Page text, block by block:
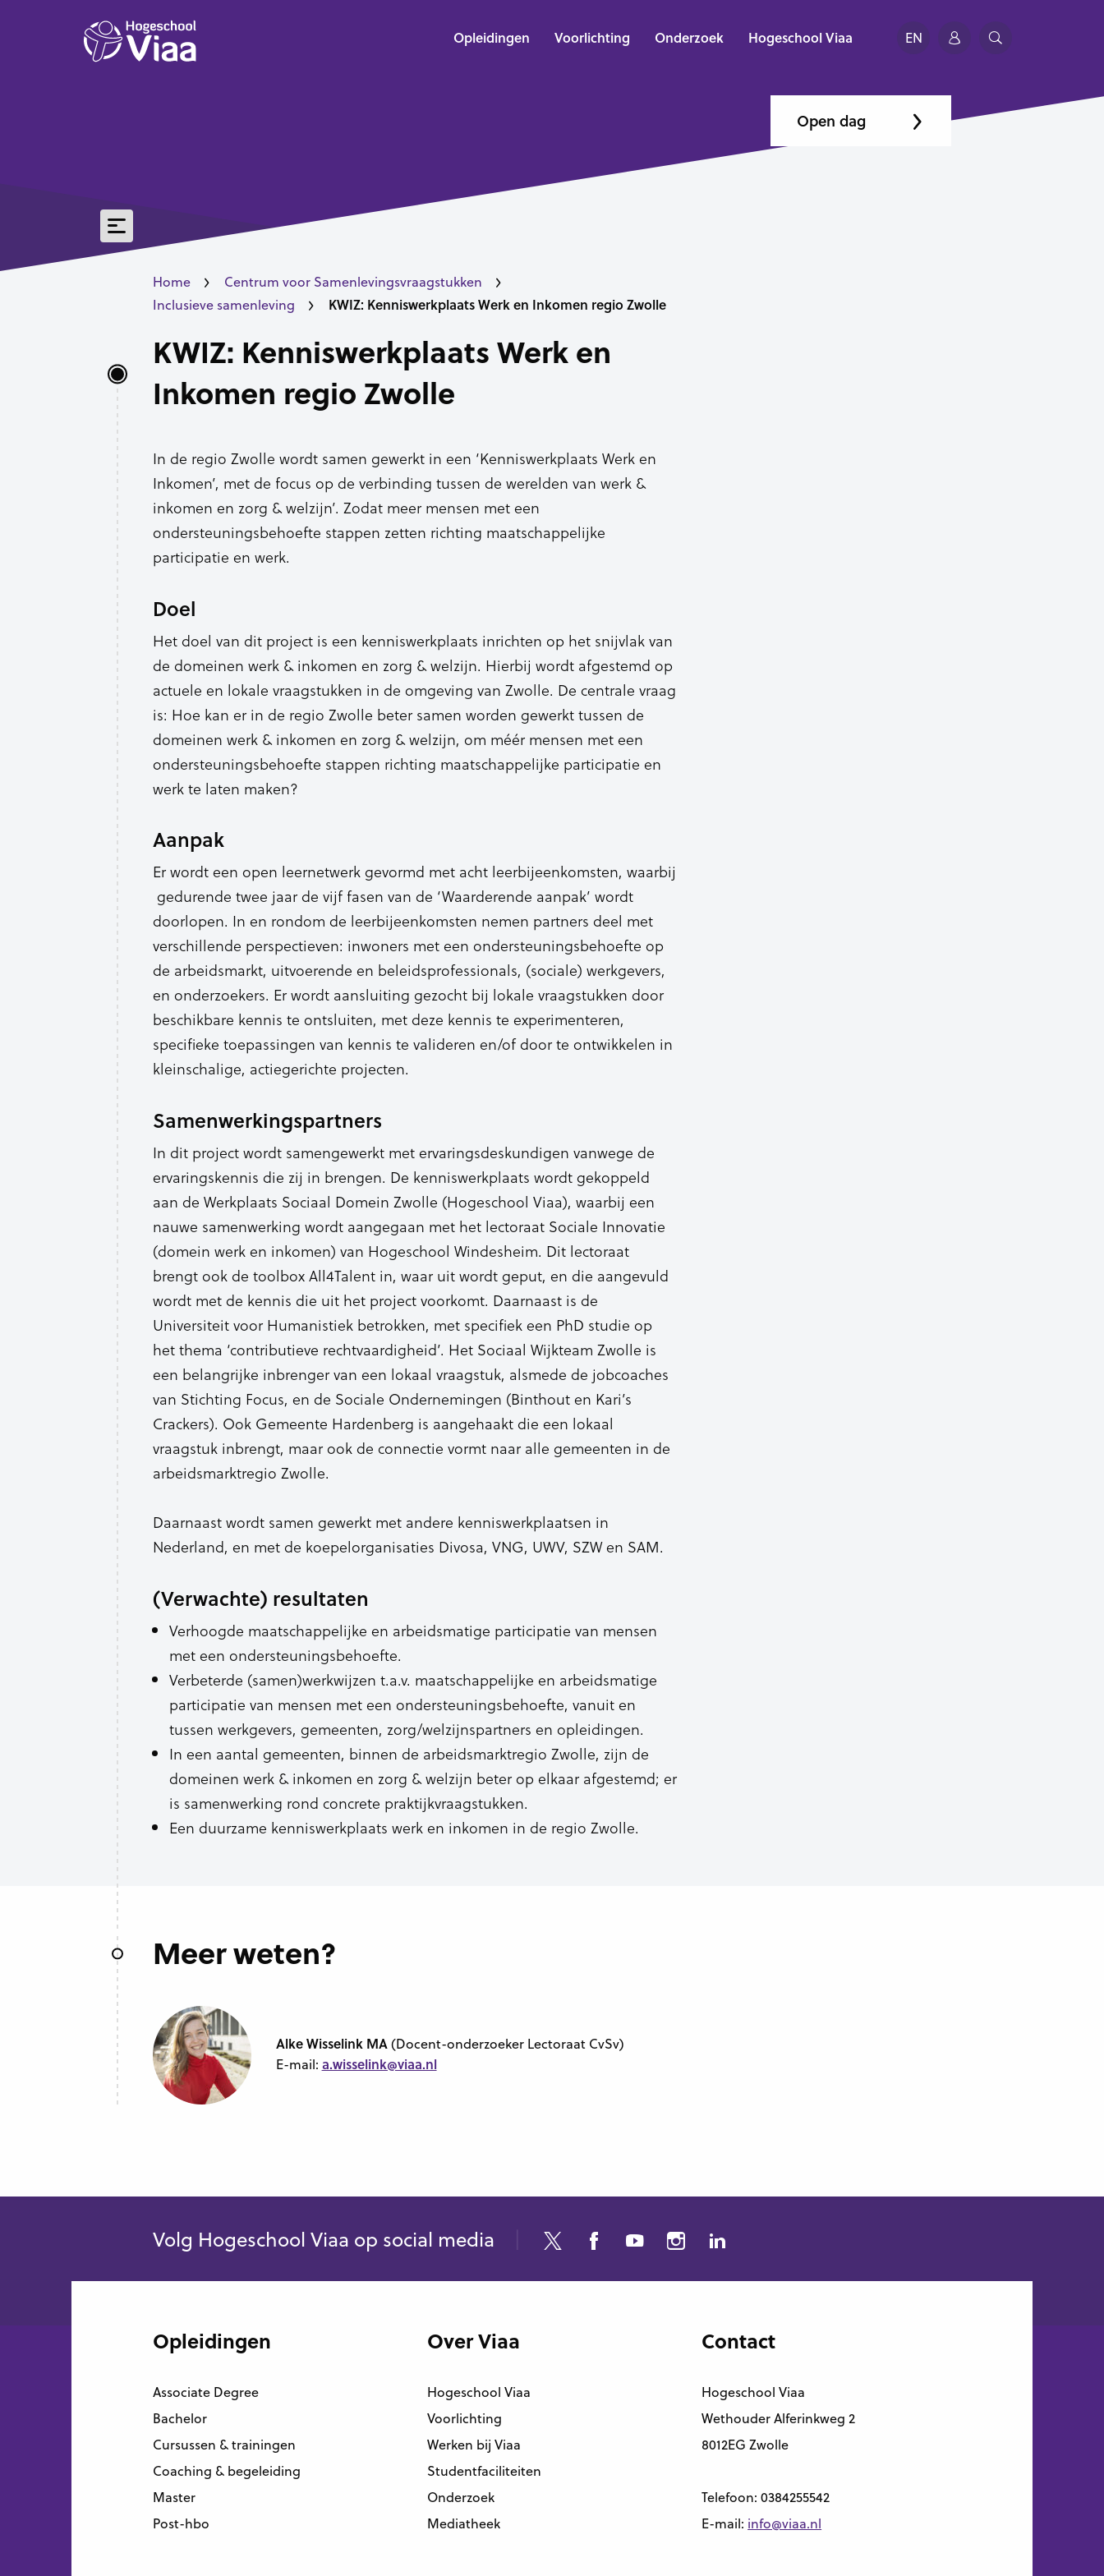
Opleidingen Voorlichting Onderzoek Hogeschool Viaa EN
Open dag
Home
Centrum voor Samenlevingsvraagstukken
Inclusieve samenleving
KWIZ: Kenniswerkplaats Werk en Inkomen regio Zwolle
KWIZ: Kenniswerkplaats Werk en
Inkomen regio Zwolle
In de regio Zwolle wordt samen gewerkt in een ‘Kenniswerkplaats Werk en
Inkomen’, met de focus op de verbinding tussen de werelden van werk &
inkomen en zorg & welzijn’. Zodat meer mensen met een
ondersteuningsbehoefte stappen zetten richting maatschappelijke
participatie en werk.
Doel
Het doel van dit project is een kenniswerkplaats inrichten op het snijvlak van
de domeinen werk & inkomen en zorg & welzijn. Hierbij wordt afgestemd op
actuele en lokale vraagstukken in de omgeving van Zwolle. De centrale vraag
is: Hoe kan er in de regio Zwolle beter samen worden gewerkt tussen de
domeinen werk & inkomen en zorg & welzijn, om méér mensen met een
ondersteuningsbehoefte stappen richting maatschappelijke participatie en
werk te laten maken?
Aanpak
Er wordt een open leernetwerk gevormd met acht leerbijeenkomsten, waarbij
gedurende twee jaar de vijf fasen van de ‘Waarderende aanpak’ wordt
doorlopen. In en rondom de leerbijeenkomsten nemen partners deel met
verschillende perspectieven: inwoners met een ondersteuningsbehoefte op
de arbeidsmarkt, uitvoerende en beleidsprofessionals, (sociale) werkgevers,
en onderzoekers. Er wordt aansluiting gezocht bij lokale vraagstukken door
beschikbare kennis te ontsluiten, met deze kennis te experimenteren,
specifieke toepassingen van kennis te valideren en/of door te ontwikkelen in
kleinschalige, actiegerichte projecten.
Samenwerkingspartners
In dit project wordt samengewerkt met ervaringsdeskundigen vanwege de
ervaringskennis die zij in brengen. De kenniswerkplaats wordt gekoppeld
aan de Werkplaats Sociaal Domein Zwolle (Hogeschool Viaa), waarbij een
nauwe samenwerking wordt aangegaan met het lectoraat Sociale Innovatie
(domein werk en inkomen) van Hogeschool Windesheim. Dit lectoraat
brengt ook de toolbox All4Talent in, waar uit wordt geput, en die aangevuld
wordt met de kennis die uit het project voorkomt. Daarnaast is de
Universiteit voor Humanistiek betrokken, met specifiek een PhD studie op
het thema ‘contributieve rechtvaardigheid’. Het Sociaal Wijkteam Zwolle is
een belangrijke inbrenger van een lokaal vraagstuk, alsmede de jobcoaches
van Stichting Focus, en de Sociale Ondernemingen (Binthout en Kari’s
Crackers). Ook Gemeente Hardenberg is aangehaakt die een lokaal
vraagstuk inbrengt, maar ook de connectie vormt naar alle gemeenten in de
arbeidsmarktregio Zwolle.
Daarnaast wordt samen gewerkt met andere kenniswerkplaatsen in
Nederland, en met de koepelorganisaties Divosa, VNG, UWV, SZW en SAM.
(Verwachte) resultaten
Verhoogde maatschappelijke en arbeidsmatige participatie van mensen
met een ondersteuningsbehoefte.
Verbeterde (samen)werkwijzen t.a.v. maatschappelijke en arbeidsmatige
participatie van mensen met een ondersteuningsbehoefte, vanuit en
tussen werkgevers, gemeenten, zorg/welzijnspartners en opleidingen.
In een aantal gemeenten, binnen de arbeidsmarktregio Zwolle, zijn de
domeinen werk & inkomen en zorg & welzijn beter op elkaar afgestemd; er
is samenwerking rond concrete praktijkvraagstukken.
Een duurzame kenniswerkplaats werk en inkomen in de regio Zwolle.
Meer weten?
Alke Wisselink MA(Docent-onderzoeker Lectoraat CvSv)
E-mail: a.wisselink@viaa.nl
Volg Hogeschool Viaa op social media
Opleidingen
Associate Degree
Bachelor
Cursussen & trainingen
Coaching & begeleiding
Master
Post-hbo
Over Viaa
Hogeschool Viaa
Voorlichting
Werken bij Viaa
Studentfaciliteiten
Onderzoek
Mediatheek
Contact
Hogeschool Viaa
Wethouder Alferinkweg 2
8012EG Zwolle
Telefoon:0384255542
E-mail: info@viaa.nl